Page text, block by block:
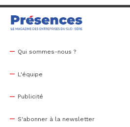
Qui sommes-nous ?
L'équipe
Publicité
S'abonner à la newsletter